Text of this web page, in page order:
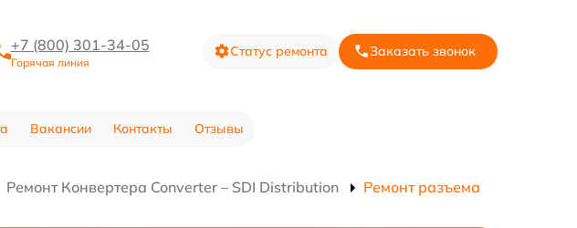
+7 (800) 301-34-05
Горячая линия
Статус ремонта Заказать звонок
Вакансии Контакты Отзывы
Ремонт Конвертера Converter – SDI Distribution Ремонт разъема